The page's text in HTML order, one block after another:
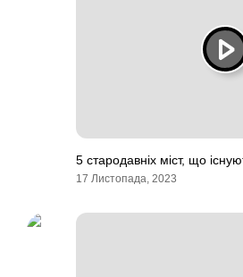
5 стародавніх міст, що
17 Листопада, 2023